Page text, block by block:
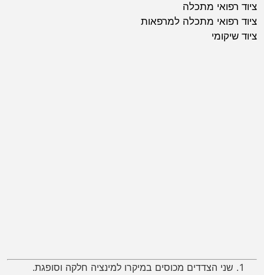
ציוד רפואי מתכלה
ציוד רפואי מתכלה למרפאות
ציוד שיקומי
שני הצדדים מכוסים במיקרו למינציה חלקה וסופגת.